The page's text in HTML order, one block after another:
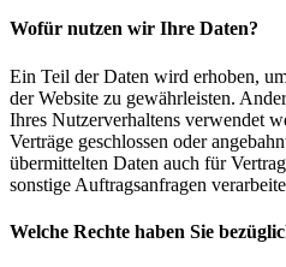
Wofür nutzen wir Ihre Daten?
Ein Teil der Daten wird erhoben,
der Website zu gewährleisten.
Ihres Nutzerverhaltens verwendet
Verträge geschlossen oder
übermittelten Daten auch für
sonstige Auftragsanfragen
Welche Rechte haben Sie